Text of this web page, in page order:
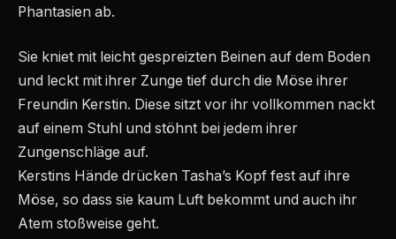
Phantasien ab.
Sie kniet mit leicht gespreizten Beinen auf dem Boden
und leckt mit ihrer Zunge tief durch die Möse ihrer
Freundin Kerstin. Diese sitzt vor ihr vollkommen nackt
auf einem Stuhl und stöhnt bei jedem ihrer
Zungenschläge auf.
Kerstins Hände drücken Tasha’s Kopf fest auf ihre
Möse, so dass sie kaum Luft bekommt und auch ihr
Atem stoßweise geht.